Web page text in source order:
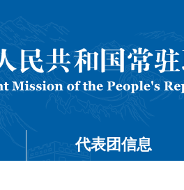
代表团信息